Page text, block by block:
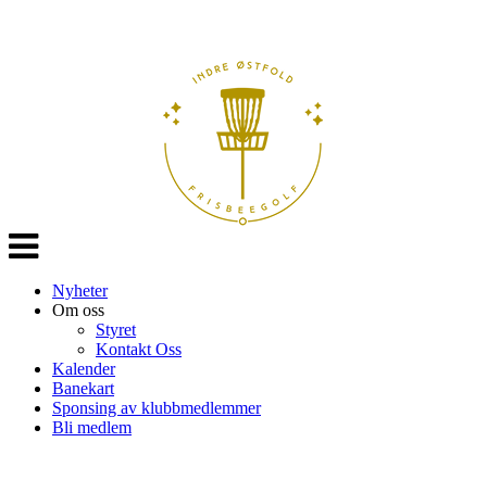
Veksle
navigasjon
Nyheter
Om oss
Styret
Kontakt Oss
Kalender
Banekart
Sponsing av klubbmedlemmer
Bli medlem